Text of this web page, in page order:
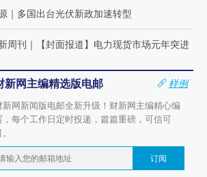
｜ 多国出台光伏新政加速转型
周刊 ｜ 【封面报道】电力现货市场元年突进
新网主编精选版电邮
样例
新网新闻版电邮全新升级！财新网主编精心编
，每个工作日定时投递，篇篇重磅，可信可
订阅